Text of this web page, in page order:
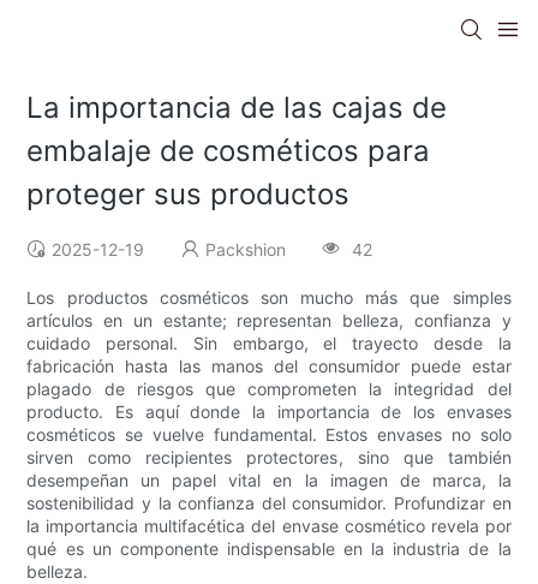
La importancia de las cajas de
embalaje de cosméticos para
proteger sus productos
2025-12-19 Packshion 42
Los productos cosméticos son mucho más que simples
artículos en un estante; representan belleza, confianza y
cuidado personal. Sin embargo, el trayecto desde la
fabricación hasta las manos del consumidor puede estar
plagado de riesgos que comprometen la integridad del
producto. Es aquí donde la importancia de los envases
cosméticos se vuelve fundamental. Estos envases no solo
sirven como recipientes protectores, sino que también
desempeñan un papel vital en la imagen de marca, la
sostenibilidad y la confianza del consumidor. Profundizar en
la importancia multifacética del envase cosmético revela por
qué es un componente indispensable en la industria de la
belleza.